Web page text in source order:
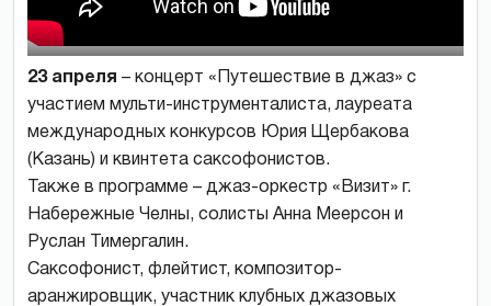
23 апреля – концерт «Путешествие в джаз» с
участием мульти-инструменталиста, лауреата
международных конкурсов Юрия Щербакова
(Казань) и квинтета саксофонистов.
Также в программе – джаз-оркестр «Визит» г.
Набережные Челны, солисты Анна Меерсон и
Руслан Тимергалин.
Саксофонист, флейтист, композитор-
аранжировщик, участник клубных джазовых